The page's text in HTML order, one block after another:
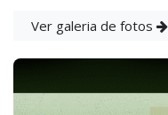
Ver galeria de fotos